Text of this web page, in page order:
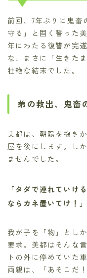
前回、7年ぶりに鬼畜
守る」と固く誓った
年にわたる復讐が完
な、まさに「生きた
壮絶な結末でした。
弟の救出、鬼畜
美都は、朝陽を抱き
屋を後にします。し
ませんでした。
「タダで連れていけ
ならカネ置いてけ！」
我が子を「物」とし
要求。美都はそんな
トの外に停めていた
両親は、「あそこだ